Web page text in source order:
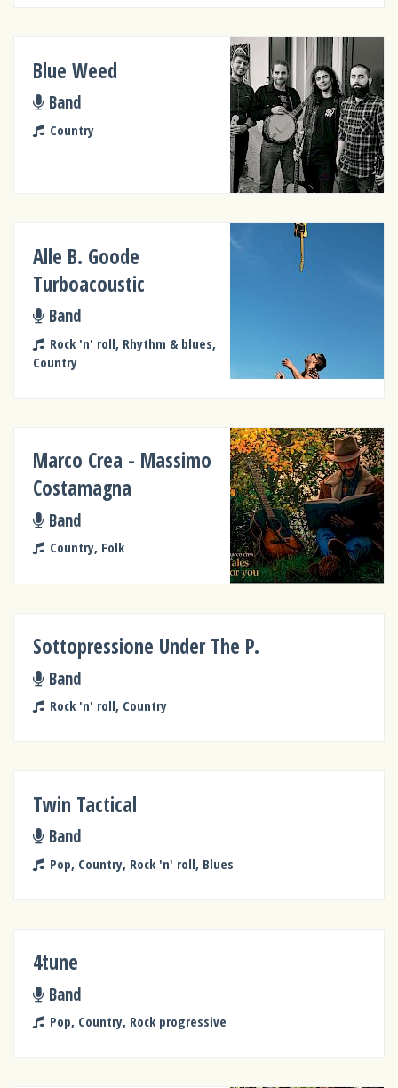
Blue Weed
Band
Country
Alle B. Goode
Turboacoustic
Band
Rock 'n' roll, Rhythm & blues,
Country
Marco Crea - Massimo
Costamagna
Band
Country, Folk
Sottopressione Under The P.
Band
Rock 'n' roll, Country
Twin Tactical
Band
Pop, Country, Rock 'n' roll, Blues
4tune
Band
Pop, Country, Rock progressive